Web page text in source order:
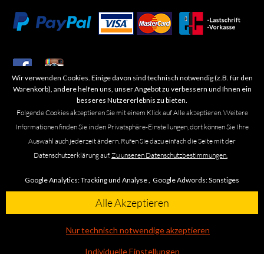
​Letzte Aktualisierung: 06.2026
Marken- oder Warenzeichen werden in der Regel nicht als solche kenntlich
gemacht. Das Fehlen einer solchen Kennzeichnung bedeutet nicht, dass es
handelt. Alle genannten Marken, Logos, Symbole, Bilder, Designs, Produkt-
und Unternehmensbezeichnungen sind Urheber-, Marken- und
Designrechte des jeweiligen Eigentümers. Die Marke Omega führen wir
ausschließlich in unseren Ladengeschäften in Braunschweig, Leipzig und
Wir verwenden Cookies. Einige davon sind technisch notwendig (z.B. für den
Warenkorb), andere helfen uns, unser Angebot zu verbessern und Ihnen ein
besseres Nutzererlebnis zu bieten.
Folgende Cookies akzeptieren Sie mit einem Klick auf Alle akzeptieren. Weitere
Informationen finden Sie in den Privatsphäre-Einstellungen, dort können Sie Ihre
Auswahl auch jederzeit ändern. Rufen Sie dazu einfach die Seite mit der
Datenschutzerklärung auf.Zu unseren Datenschutzbestimmungen.
Google Analytics:Tracking und Analyse , Google Adwords:Sonstiges
Individuelle Einstellungen
Nur technisch notwendige akzeptieren
Alle Akzeptieren